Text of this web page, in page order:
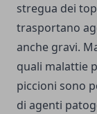
stregua dei
trasportano
anche gravi.
quali malattie
piccioni sono
di agenti